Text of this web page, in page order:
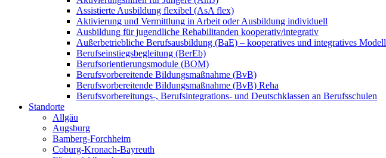
Assistierte Ausbildung flexibel (AsA flex)
Aktivierung und Vermittlung in Arbeit oder Ausbildung individuell
Ausbildung für jugendliche Rehabilitanden kooperativ/integrativ
Außerbetriebliche Berufsausbildung (BaE) – kooperatives und integratives Modell
Berufseinstiegsbegleitung (BerEb)
Berufsorientierungsmodule (BOM)
Berufsvorbereitende Bildungsmaßnahme (BvB)
Berufsvorbereitende Bildungsmaßnahme (BvB) Reha
Berufsvorbereitungs-, Berufsintegrations- und Deutschklassen an Berufsschulen
Standorte
Allgäu
Augsburg
Bamberg-Forchheim
Coburg-Kronach-Bayreuth